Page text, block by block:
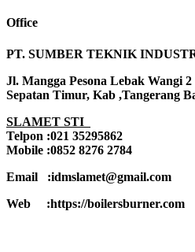
Office
PT. SUMBER TEKNIK
Jl. Mangga Pesona Lebak Wangi
Sepatan Timur, Kab ,Tangerang
SLAMET STI
Telpon :021 35295862
Mobile :0852 8276 2784
Email :idmslamet@gmail.com
Web :https://boilersburner.com